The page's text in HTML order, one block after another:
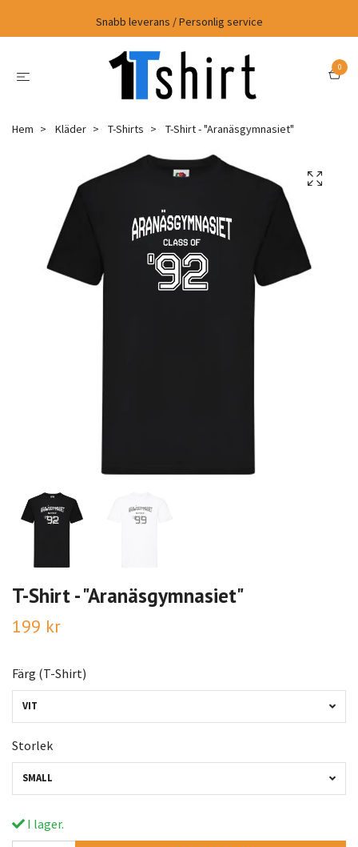
Snabb leverans / Personlig service
0
Hem Kläder T-Shirts T-Shirt - "Aranäsgymnasiet"
T-Shirt - "Aranäsgymnasiet"
199 kr
Färg (T-Shirt)
VIT
Storlek
SMALL
I lager.